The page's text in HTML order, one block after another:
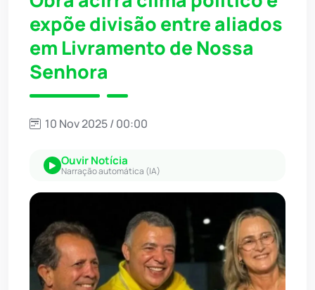
expõe divisão entre aliados
em Livramento de Nossa
Senhora
10 Nov 2025 / 00:00
Ouvir Notícia
Narração automática (IA)